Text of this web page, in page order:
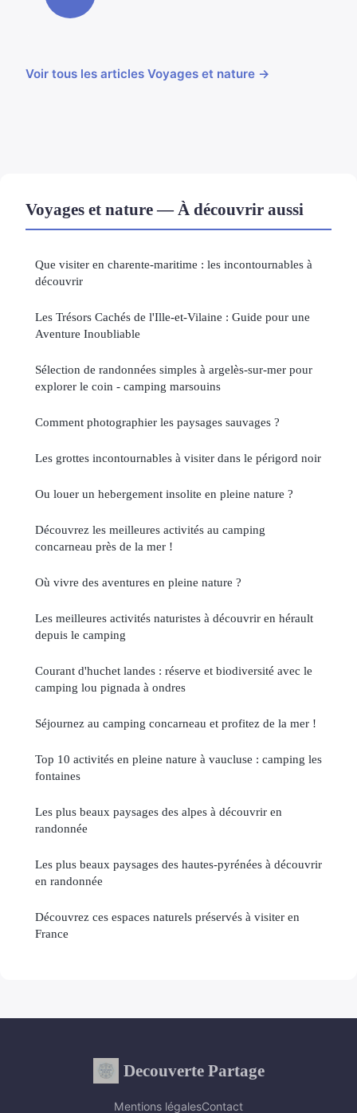
Voir tous les articles Voyages et nature →
Voyages et nature — À découvrir aussi
Que visiter en charente-maritime : les incontournables à
découvrir
Les Trésors Cachés de l'Ille-et-Vilaine : Guide pour une
Aventure Inoubliable
Sélection de randonnées simples à argelès-sur-mer pour
explorer le coin - camping marsouins
Comment photographier les paysages sauvages ?
Les grottes incontournables à visiter dans le périgord noir
Ou louer un hebergement insolite en pleine nature ?
Découvrez les meilleures activités au camping
concarneau près de la mer !
Où vivre des aventures en pleine nature ?
Les meilleures activités naturistes à découvrir en hérault
depuis le camping
Courant d'huchet landes : réserve et biodiversité avec le
camping lou pignada à ondres
Séjournez au camping concarneau et profitez de la mer !
Top 10 activités en pleine nature à vaucluse : camping les
fontaines
Les plus beaux paysages des alpes à découvrir en
randonnée
Les plus beaux paysages des hautes-pyrénées à découvrir
en randonnée
Découvrez ces espaces naturels préservés à visiter en
France
Decouverte Partage
Mentions légalesContact